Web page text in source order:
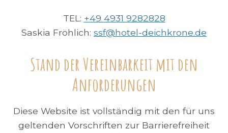
TEL: +49 4931 9282828
Saskia Fröhlich: ssf@hotel-deichkrone.de
Stand der Vereinbarkeit mit den
Anforderungen
Diese Website ist vollständig mit den für uns
geltenden Vorschriften zur Barrierefreiheit